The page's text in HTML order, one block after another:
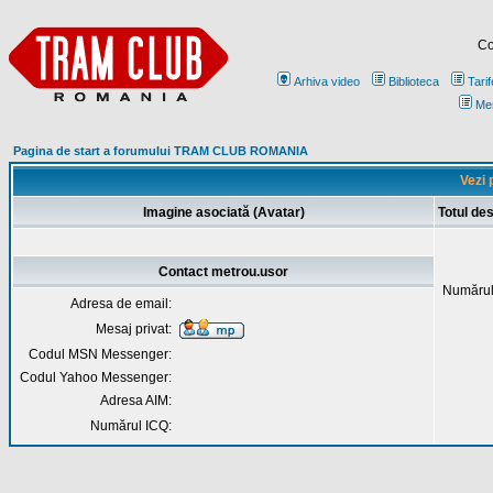
Arhiva video Biblioteca
Pagina de start a forumului TRAM CLUB ROMANIA
Vezi
Imagine asociată (Avatar) Totul
Contact metrou.usor
Adresa de email:
Mesaj privat:
Codul MSN Messenger:
Codul Yahoo Messenger:
Adresa AIM:
Numărul ICQ: